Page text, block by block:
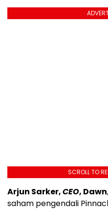
SCROLL TO
Arjun Sarker,CEO, Dawn
saham pengendali